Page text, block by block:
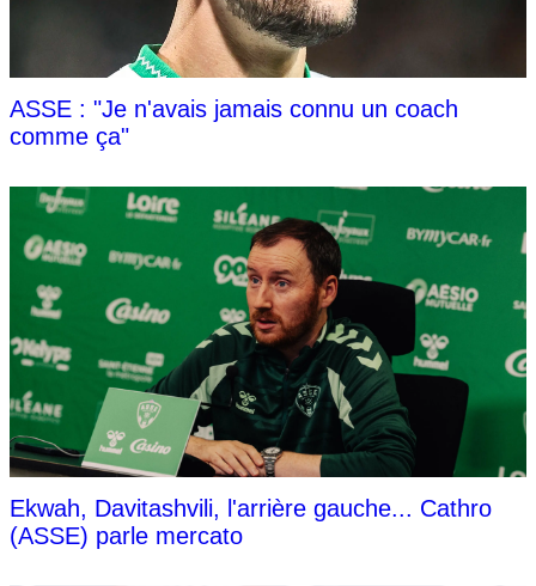
ASSE : "Je n'avais jamais connu un coach
comme ça"
Ekwah, Davitashvili, l'arrière gauche... Cathro
(ASSE) parle mercato